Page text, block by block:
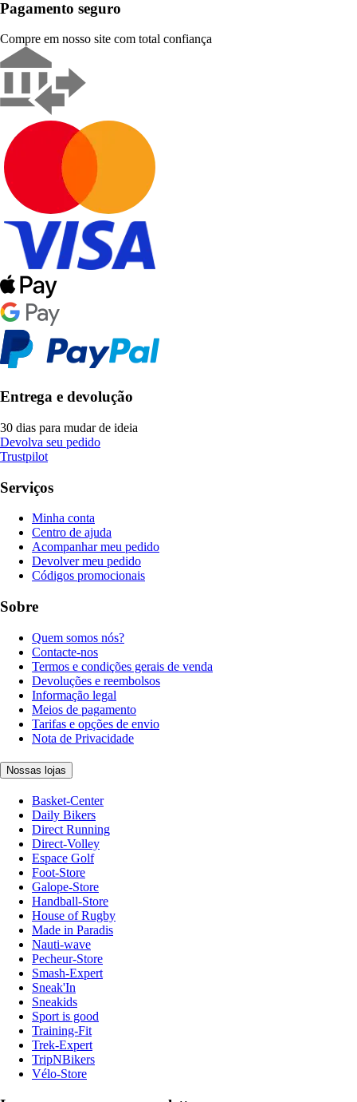
Pagamento seguro
Compre em nosso site com total confiança
Entrega e devolução
30 dias para mudar de ideia
Devolva seu pedido
Trustpilot
Serviços
Minha conta
Centro de ajuda
Acompanhar meu pedido
Devolver meu pedido
Códigos promocionais
Sobre
Quem somos nós?
Contacte-nos
Termos e condições gerais de venda
Devoluções e reembolsos
Informação legal
Meios de pagamento
Tarifas e opções de envio
Nota de Privacidade
Nossas lojas
Basket-Center
Daily Bikers
Direct Running
Direct-Volley
Espace Golf
Foot-Store
Galope-Store
Handball-Store
House of Rugby
Made in Paradis
Nauti-wave
Pecheur-Store
Smash-Expert
Sneak'In
Sneakids
Sport is good
Training-Fit
Trek-Expert
TripNBikers
Vélo-Store